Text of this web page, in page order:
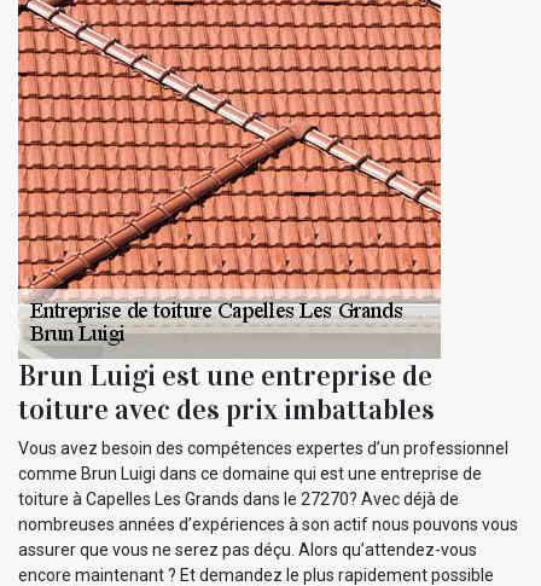
Brun Luigi est une entreprise de
toiture avec des prix imbattables
Vous avez besoin des compétences expertes d’un professionnel
comme Brun Luigi dans ce domaine qui est une entreprise de
toiture à Capelles Les Grands dans le 27270? Avec déjà de
nombreuses années d’expériences à son actif nous pouvons vous
assurer que vous ne serez pas déçu. Alors qu’attendez-vous
encore maintenant ? Et demandez le plus rapidement possible